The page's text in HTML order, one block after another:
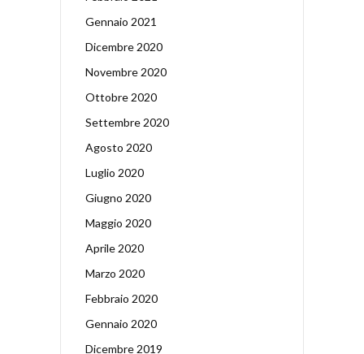
Gennaio 2021
Dicembre 2020
Novembre 2020
Ottobre 2020
Settembre 2020
Agosto 2020
Luglio 2020
Giugno 2020
Maggio 2020
Aprile 2020
Marzo 2020
Febbraio 2020
Gennaio 2020
Dicembre 2019